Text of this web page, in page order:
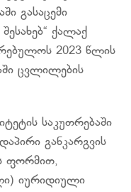
გასაცემი
ქალაქ
2023 წლის
ცვლილების
საკუთრებაში
განკარგვის
ფორმით,
იურიდიული